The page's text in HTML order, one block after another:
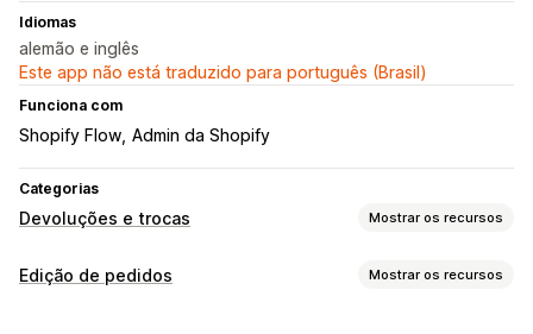
Idiomas
alemão e inglês
Este app não está traduzido para português (Brasil)
Funciona com
Shopify Flow Admin da Shopify
Categorias
Devoluções e trocas Mostrar os recursos
Opções de devolução
Edição de pedidos Mostrar os recursos